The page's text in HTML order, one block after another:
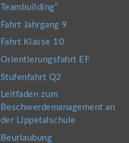
Teambuilding“
Fahrt Jahrgang 9
Fahrt Klasse 10
Orientierungsfahrt EF
Stufenfahrt Q2
Leitfaden zum
Beschwerdemanagement an
der Lippetalschule
Beurlaubung